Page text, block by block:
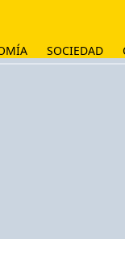
SOCIEDAD